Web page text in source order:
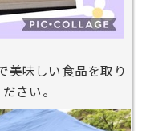
美味しい食品を取り
さい。